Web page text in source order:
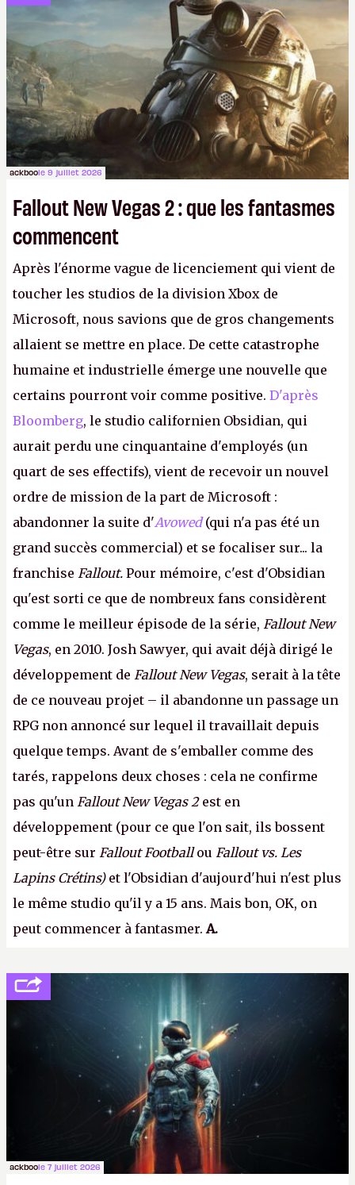
ackboole 9 juillet 2026
Fallout New Vegas 2 : que les fantasmes
commencent
Après l'énorme vague de licenciement qui vient de
toucher les studios de la division Xbox de
Microsoft, nous savions que de gros changements
allaient se mettre en place. De cette catastrophe
humaine et industrielle émerge une nouvelle que
certains pourront voir comme positive. D'après
Bloomberg, le studio californien Obsidian, qui
aurait perdu une cinquantaine d'employés (un
quart de ses effectifs), vient de recevoir un nouvel
ordre de mission de la part de Microsoft :
abandonner la suite d'Avowed(qui n'a pas été un
grand succès commercial) et se focaliser sur... la
franchise Fallout. Pour mémoire, c'est d'Obsidian
qu'est sorti ce que de nombreux fans considèrent
comme le meilleur épisode de la série, Fallout New
Vegas, en 2010. Josh Sawyer, qui avait déjà dirigé le
développement de Fallout New Vegas, serait à la tête
de ce nouveau projet – il abandonne un passage un
RPG non annoncé sur lequel il travaillait depuis
quelque temps. Avant de s'emballer comme des
tarés, rappelons deux choses : cela ne confirme
pas qu'un Fallout New Vegas 2est en
développement (pour ce que l'on sait, ils bossent
peut-être sur Fallout Footballou Fallout vs. Les
Lapins Crétins)et l'Obsidian d'aujourd'hui n'est plus
le même studio qu'il y a 15 ans. Mais bon, OK, on
peut commencer à fantasmer. A.
ackboole 7 juillet 2026